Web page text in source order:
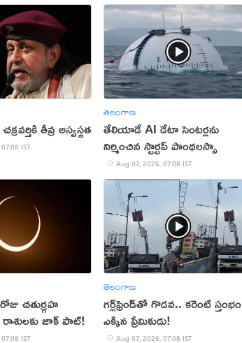
తీవ్ర అస్వస్థత
IST
తెలంగాణ
తేలియాడే AI డేటా సెంటర్లను
నిర్మించిన స్టార్టప్ పాంథలస్సా
Aug 07, 2026, 07:08 IST
చతుర్గ్రహ
జాక్ పాట్!
IST
తెలంగాణ
గర్ల్‌ఫ్రెండ్‌తో గొడవ.. కరెంట్ స్తంభం
ఎక్కిన ప్రేమికుడు!
Aug 07, 2026, 07:08 IST